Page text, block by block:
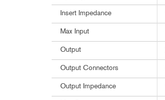
Insert Impedance
Max Input
Output
Output Connectors
Output Impedance